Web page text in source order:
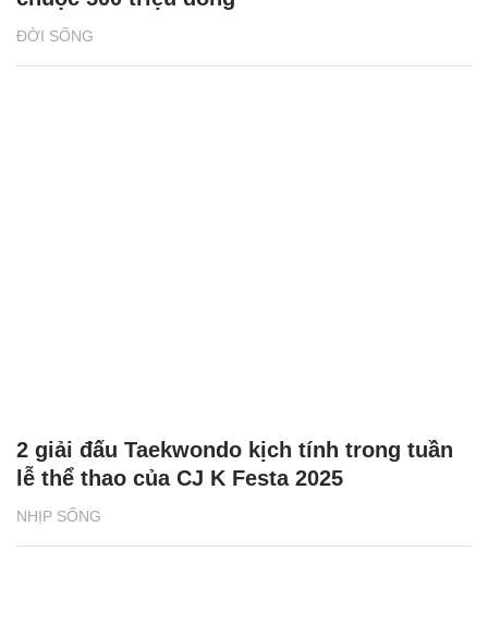
ĐỜI SỐNG
NHỊP SỐNG
2 giải đấu Taekwondo kịch tính trong tuần
lễ thể thao của CJ K Festa 2025